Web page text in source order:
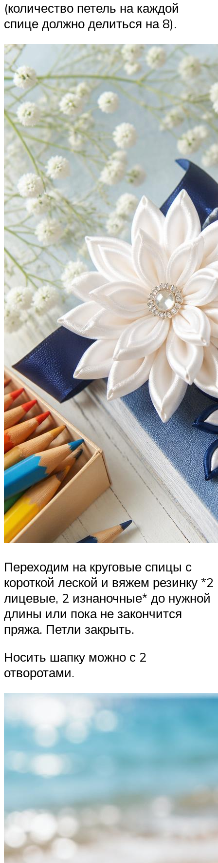
(количество петель на каждой
спице должно делиться на 8).
Переходим на круговые спицы с
короткой леской и вяжем резинку *2
лицевые, 2 изнаночные* до нужной
длины или пока не закончится
пряжа. Петли закрыть.
Носить шапку можно с 2
отворотами.